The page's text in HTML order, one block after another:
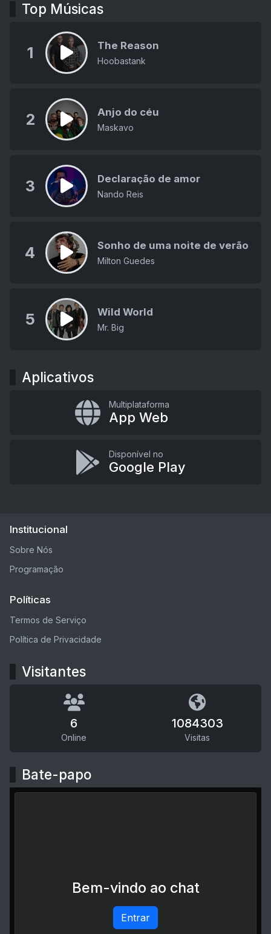
Top Músicas
1 The Reason
Hoobastank
2 Anjo do céu
Maskavo
3 Declaração de amor
Nando Reis
4 Sonho de uma noite de verão
Milton Guedes
5 Wild World
Mr. Big
Aplicativos
Multiplataforma
App Web
Disponível no
Google Play
Institucional
Sobre Nós
Programação
Políticas
Termos de Serviço
Política de Privacidade
Visitantes
6
Online
1084303
Visitas
Bate-papo
Bem-vindo ao chat
Entrar